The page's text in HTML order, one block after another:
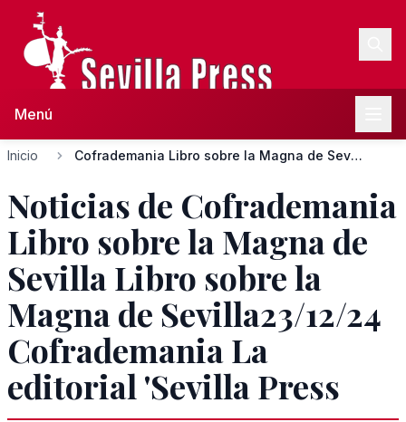
Menú
Inicio Cofrademania Libro sobre la Magna de Sevilla Libro sobre la...
Noticias de Cofrademania
Libro sobre la Magna de
Sevilla Libro sobre la
Magna de Sevilla23/12/24
Cofrademania La
editorial 'Sevilla Press